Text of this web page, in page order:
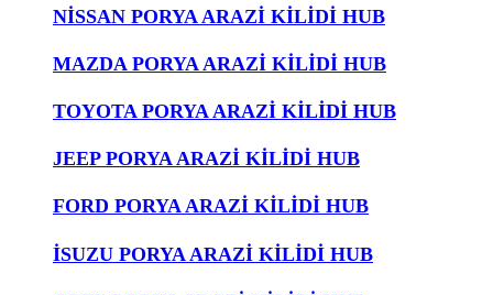
NİSSAN PORYA ARAZİ KİLİDİ HUB
MAZDA PORYA ARAZİ KİLİDİ HUB
TOYOTA PORYA ARAZİ KİLİDİ HUB
JEEP PORYA ARAZİ KİLİDİ HUB
FORD PORYA ARAZİ KİLİDİ HUB
İSUZU PORYA ARAZİ KİLİDİ HUB